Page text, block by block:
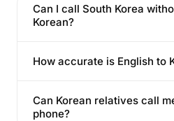
Can I call South Korea
Korean?
How accurate is English to
Can Korean relatives call
phone?